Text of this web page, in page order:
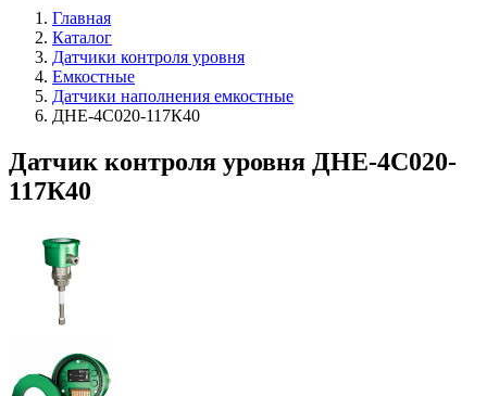
Главная
Каталог
Датчики контроля уровня
Емкостные
Датчики наполнения емкостные
ДНЕ-4С020-117К40
Датчик контроля уровня ДНЕ-4С020-
117К40